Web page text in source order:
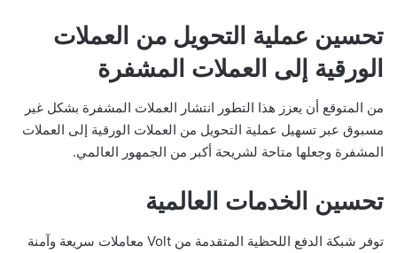
تحسين عملية التحويل من العملات
الورقية إلى العملات المشفرة
من المتوقع أن يعزز هذا التطور انتشار العملات المشفرة بشكل غير
مسبوق عبر تسهيل عملية التحويل من العملات الورقية إلى العملات
المشفرة وجعلها متاحة لشريحة أكبر من الجمهور العالمي.
تحسين الخدمات العالمية
توفر شبكة الدفع اللحظية المتقدمة من Volt معاملات سريعة وآمنة